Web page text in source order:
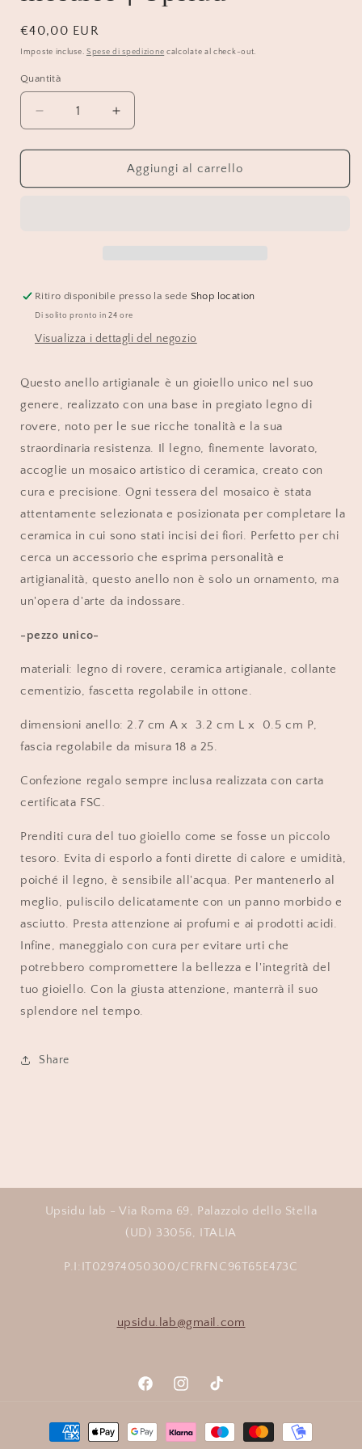
Prezzo
di
€40,00 EUR
Imposte incluse. Spese di spedizione calcolate al check-out.
Quantità
Diminuisci
quantità
per
rosso
Aumenta
quantità
per
Anello
rosso
Aggiungi al carrello
Ritiro disponibile presso la sede Shop location
Di solito pronto in 24 ore
Visualizza i dettagli del negozio
Questo anello artigianale è un gioiello unico nel suo
genere, realizzato con una base in pregiato legno di
rovere, noto per le sue ricche tonalità e la sua
straordinaria resistenza. Il legno, finemente lavorato,
accoglie un mosaico artistico di ceramica, creato con
cura e precisione. Ogni tessera del mosaico è stata
attentamente selezionata e posizionata per completare la
ceramica in cui sono stati incisi dei fiori. Perfetto per chi
cerca un accessorio che esprima personalità e
artigianalità, questo anello non è solo un ornamento, ma
un'opera d'arte da indossare.
-pezzo unico-
materiali: legno di rovere, ceramica artigianale, collante
cementizio, fascetta regolabile in ottone.
dimensioni anello: 2.7 cm A x 3.2 cm L x 0.5 cm P,
fascia regolabile da misura 18 a 25.
Confezione regalo sempre inclusa realizzata con carta
certificata FSC.
Prenditi cura del tuo gioiello come se fosse un piccolo
tesoro. Evita di esporlo a fonti dirette di calore e umidità,
poiché il legno, è sensibile all'acqua. Per mantenerlo al
meglio, puliscilo delicatamente con un panno morbido e
asciutto. Presta attenzione ai profumi e ai prodotti acidi.
Infine, maneggialo con cura per evitare urti che
potrebbero compromettere la bellezza e l'integrità del
tuo gioiello. Con la giusta attenzione, manterrà il suo
splendore nel tempo.
Share
Upsidu lab - Via Roma 69, Palazzolo dello Stella
(UD) 33056, ITALIA
P.I:IT02974050300/CFRFNC96T65E473C
upsidu.lab@gmail.com
FacebookInstagramTikTok
Metodi